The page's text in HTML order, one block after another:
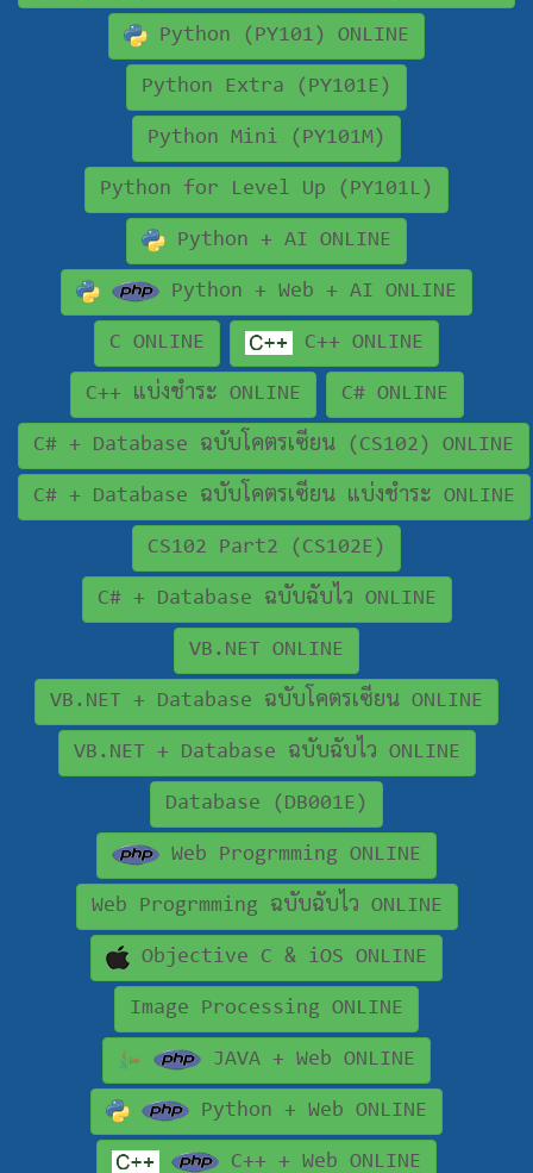
Python (PY101) ONLINE
Python Extra (PY101E)
Python Mini (PY101M)
Python for Level Up (PY101L)
Python + AI ONLINE
Python + Web + AI ONLINE
C ONLINE C++ ONLINE
C++ แบ่งชำระ ONLINE C# ONLINE
C# + Database ฉบับโคตรเซียน (CS102) ONLINE
C# + Database ฉบับโคตรเซียน แบ่งชำระ ONLINE
CS102 Part2 (CS102E)
C# + Database ฉบับฉับไว ONLINE
VB.NET ONLINE
VB.NET + Database ฉบับโคตรเซียน ONLINE
VB.NET + Database ฉบับฉับไว ONLINE
Database (DB001E)
Web Progrmming ONLINE
Web Progrmming ฉบับฉับไว ONLINE
Objective C & iOS ONLINE
Image Processing ONLINE
JAVA + Web ONLINE
Python + Web ONLINE
C++ + Web ONLINE